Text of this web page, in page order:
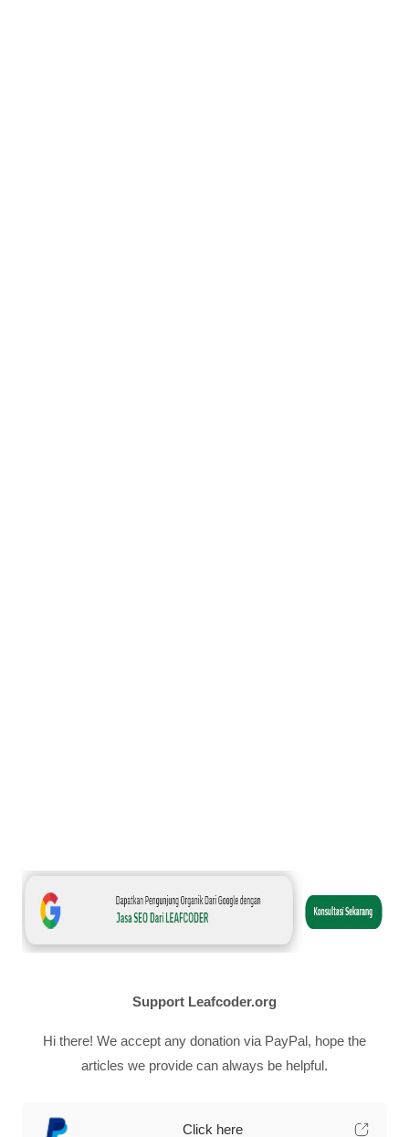
Support Leafcoder.org
Hi there! We accept any donation via PayPal, hope the
articles we provide can always be helpful.
Click here